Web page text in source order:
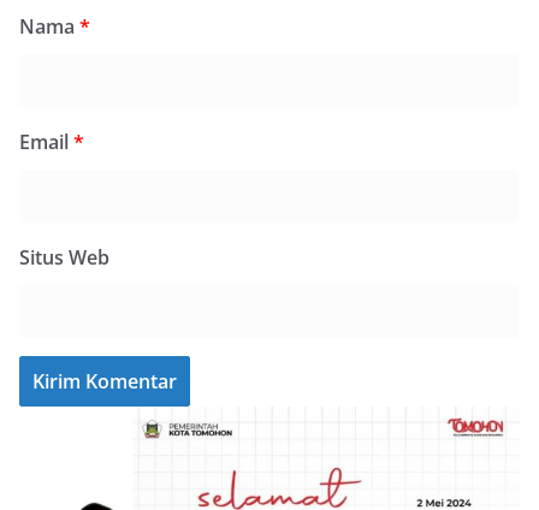
Nama *
Email*
Situs Web